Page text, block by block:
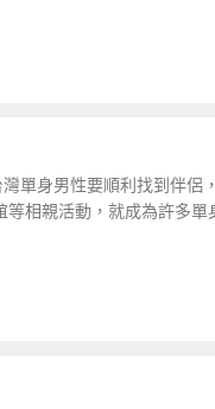
單身男性要順利找到伴侶
相親活動，就成為許多單